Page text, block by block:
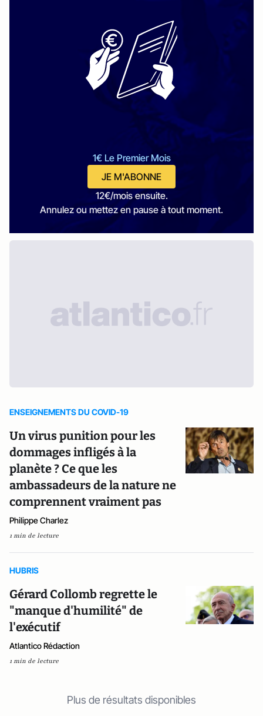
1€ Le Premier Mois
JE M'ABONNE
12€/mois ensuite.
Annulez ou mettez en pause à tout moment.
ENSEIGNEMENTS DU COVID-19
Un virus punition pour les
dommages infligés à la
planète ? Ce que les
ambassadeurs de la nature ne
comprennent vraiment pas
Philippe Charlez
1 min de lecture
HUBRIS
Gérard Collomb regrette le
"manque d'humilité" de
l'exécutif
Atlantico Rédaction
1 min de lecture
Plus de résultats disponibles